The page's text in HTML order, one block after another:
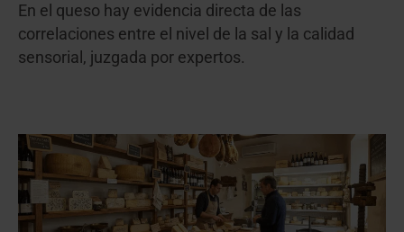
En el queso hay evidencia directa de las
correlaciones entre el nivel de la sal y la calidad
sensorial, juzgada por expertos.